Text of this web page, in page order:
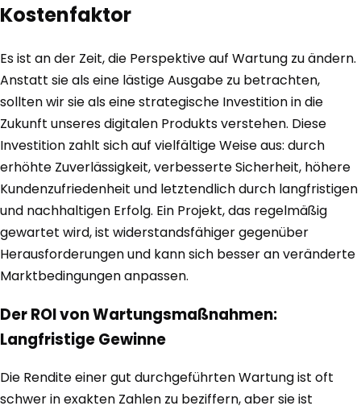
Kostenfaktor
Es ist an der Zeit, die Perspektive auf Wartung zu ändern.
Anstatt sie als eine lästige Ausgabe zu betrachten,
sollten wir sie als eine strategische Investition in die
Zukunft unseres digitalen Produkts verstehen. Diese
Investition zahlt sich auf vielfältige Weise aus: durch
erhöhte Zuverlässigkeit, verbesserte Sicherheit, höhere
Kundenzufriedenheit und letztendlich durch langfristigen
und nachhaltigen Erfolg. Ein Projekt, das regelmäßig
gewartet wird, ist widerstandsfähiger gegenüber
Herausforderungen und kann sich besser an veränderte
Marktbedingungen anpassen.
Der ROI von Wartungsmaßnahmen:
Langfristige Gewinne
Die Rendite einer gut durchgeführten Wartung ist oft
schwer in exakten Zahlen zu beziffern, aber sie ist